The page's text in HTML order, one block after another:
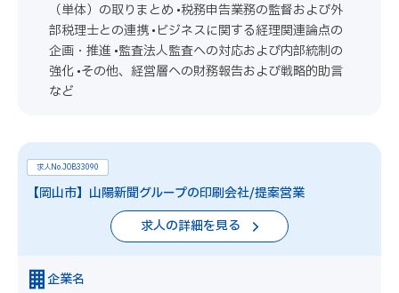
（単体）の取りまとめ •税務申告業務の監督および外
部税理士との連携 •ビジネスに関する経理関連論点の
企画・推進 •監査法人監査への対応および内部統制の
強化 •その他、経営層への財務報告および戦略的助言
など
求人No.JOB33090
【岡山市】山陽新聞グループの印刷会社/提案営業
求人の詳細を見る
企業名